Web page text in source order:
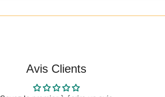
Avis Clients